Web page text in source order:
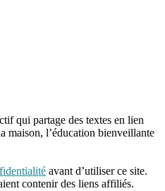
qui partage des textes en lien
maison, l’éducation bienveillante
avant d’utiliser ce site.
contenir des liens affiliés.